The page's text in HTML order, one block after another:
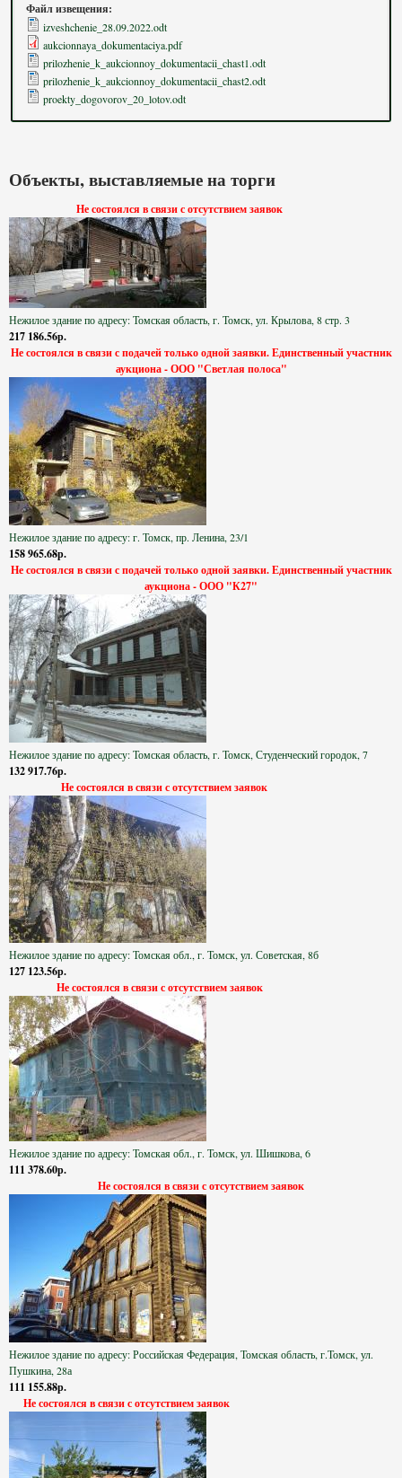
Файл извещения:
izveshchenie_28.09.2022.odt
aukcionnaya_dokumentaciya.pdf
prilozhenie_k_aukcionnoy_dokumentacii_chast1.odt
prilozhenie_k_aukcionnoy_dokumentacii_chast2.odt
proekty_dogovorov_20_lotov.odt
Объекты, выставляемые на торги
Не состоялся в связи с отсутствием заявок
Нежилое здание по адресу: Томская область, г. Томск, ул. Крылова, 8 стр. 3
217 186.56р.
Не состоялся в связи с подачей только одной заявки. Единственный участник
аукциона - ООО "Светлая полоса"
Нежилое здание по адресу: г. Томск, пр. Ленина, 23/1
158 965.68р.
Не состоялся в связи с подачей только одной заявки. Единственный участник
аукциона - ООО "К27"
Нежилое здание по адресу: Томская область, г. Томск, Студенческий городок, 7
132 917.76р.
Не состоялся в связи с отсутствием заявок
Нежилое здание по адресу: Томская обл., г. Томск, ул. Советская, 8б
127 123.56р.
Не состоялся в связи с отсутствием заявок
Нежилое здание по адресу: Томская обл., г. Томск, ул. Шишкова, 6
111 378.60р.
Не состоялся в связи с отсутствием заявок
Нежилое здание по адресу: Российская Федерация, Томская область, г.Томск, ул.
Пушкина, 28а
111 155.88р.
Не состоялся в связи с отсутствием заявок